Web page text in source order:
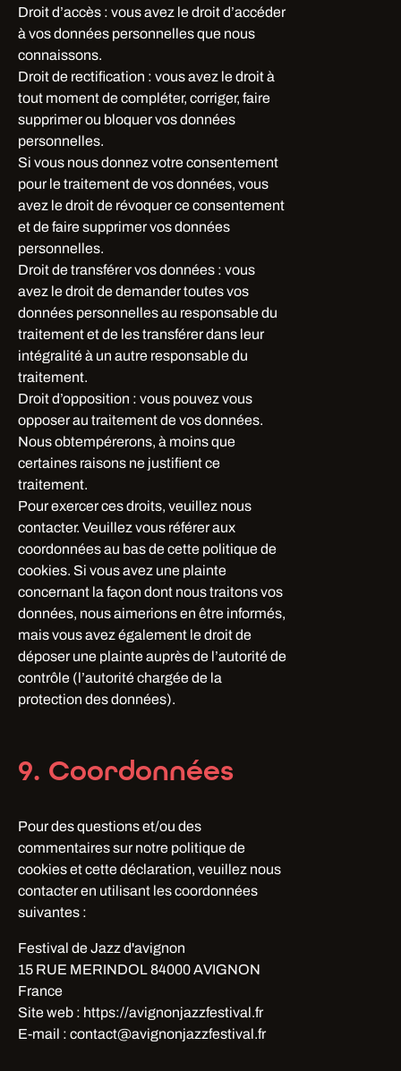
Droit d’accès : vous avez le droit d’accéder
à vos données personnelles que nous
connaissons.
Droit de rectification : vous avez le droit à
tout moment de compléter, corriger, faire
supprimer ou bloquer vos données
personnelles.
Si vous nous donnez votre consentement
pour le traitement de vos données, vous
avez le droit de révoquer ce consentement
et de faire supprimer vos données
personnelles.
Droit de transférer vos données : vous
avez le droit de demander toutes vos
données personnelles au responsable du
traitement et de les transférer dans leur
intégralité à un autre responsable du
traitement.
Droit d’opposition : vous pouvez vous
opposer au traitement de vos données.
Nous obtempérerons, à moins que
certaines raisons ne justifient ce
traitement.
Pour exercer ces droits, veuillez nous
contacter. Veuillez vous référer aux
coordonnées au bas de cette politique de
cookies. Si vous avez une plainte
concernant la façon dont nous traitons vos
données, nous aimerions en être informés,
mais vous avez également le droit de
déposer une plainte auprès de l’autorité de
contrôle (l’autorité chargée de la
protection des données).
9. Coordonnées
Pour des questions et/ou des
commentaires sur notre politique de
cookies et cette déclaration, veuillez nous
contacter en utilisant les coordonnées
suivantes :
Festival de Jazz d'avignon
15 RUE MERINDOL 84000 AVIGNON
France
Site web : https://avignonjazzfestival.fr
E-mail : contact@avignonjazzfestival.fr